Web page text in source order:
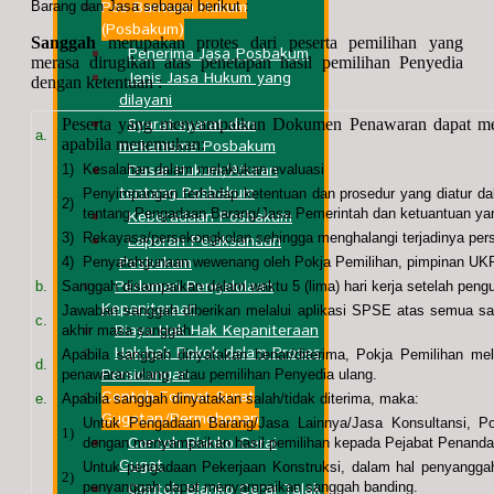
Pos Bantuan Hukum
(Posbakum)
Penerima Jasa Posbakum
Jenis Jasa Hukum yang
dilayani
Syarat-syarat dan
mekanisme Posbakum
Dasar Hukum/Aturan
tentang Posbakum
Keberadaan Posbakum
Laporan Pelaksanaan
Posbakum
Pedoman Pengelolaan
Kepaniteraan
Biaya Hak Hak Kepaniteraan
Hak-hak Pokok dalam Proses
Persidangan
Contoh Format Surat
Gugatan/Permohonan
Contoh Blanko Cerai
Gugat
Contoh Blanko Cerai Talak
Barang dan Jasa sebagai berikut :
Sanggah merupakan protes dari peserta pemilihan yang
merasa dirugikan atas penetapan hasil pemilihan Penyedia
dengan ketentuan :
a.
Peserta yang menyampaikan Dokumen Penawaran dapat
apabila menemukan:
1) Kesalahan dalam melakukan evaluasi
2)
Penyimpangan terhadap ketentuan dan prosedur yang diatur
tentang Pengadaan Barang/Jasa Pemerintah dan ketuantuan
3)
Rekayasa/persekongkolan sehingga menghalangi terjadinya
4)
Penyalahgunaan wewenang oleh Pokja Pemilihan, pimpinan
b.
Sanggah disampaikan dalam waktu 5 (lima) hari kerja setelah
c.
Jawaban sanggah diberikan melalui aplikasi SPSE atas semua
akhir masa sanggah.
d.
Apabila sanggah dinyatakan benar/diterima, Pokja Pemilihan
penawaran ulang, atau pemilihan Penyedia ulang.
e.
Apabila sanggah dinyatakan salah/tidak diterima, maka:
1)
Untuk Pengadaan Barang/Jasa Lainnya/Jasa Konsultansi,
dengan menyampaikan hasil pemilihan kepada Pejabat
2)
Untuk pengadaan Pekerjaan Konstruksi, dalam hal
penyanggah dapat menyampaikan sanggah banding.